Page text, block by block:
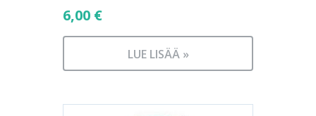
6,00 €
LUE LISÄÄ »